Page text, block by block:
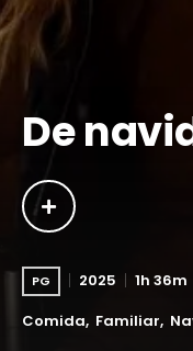
De
PG 2025
1h 36m
Comida Familiar